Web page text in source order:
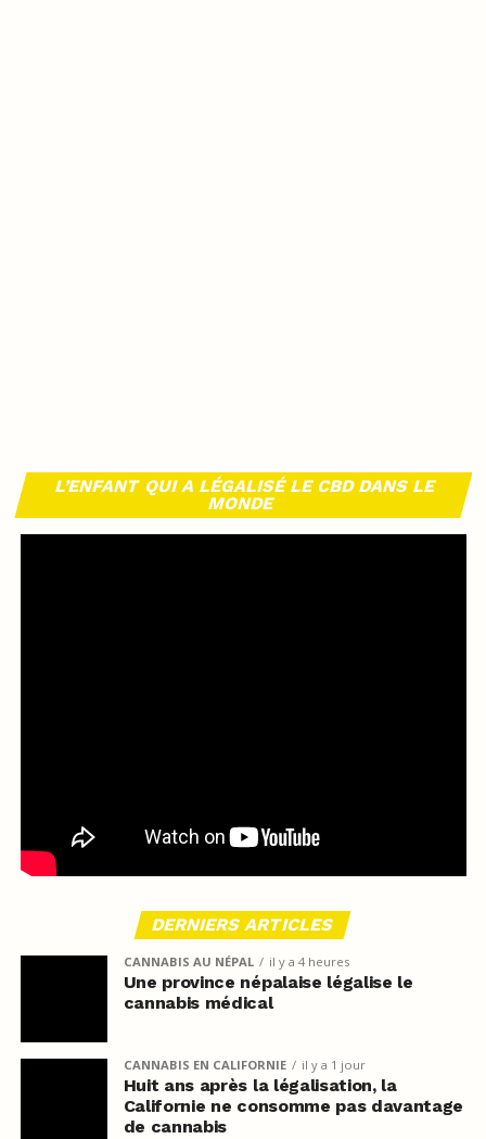
L’ENFANT QUI A LÉGALISÉ LE CBD DANS LE
MONDE
DERNIERS ARTICLES
CANNABIS AU NÉPAL il y a 4 heures
Une province népalaise légalise le
cannabis médical
CANNABIS EN CALIFORNIE il y a 1 jour
Huit ans après la légalisation, la
Californie ne consomme pas davantage
de cannabis